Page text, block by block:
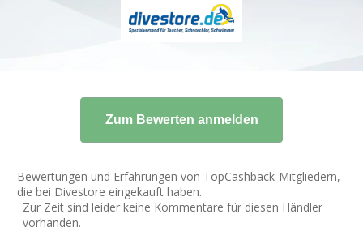
Bewertungen und Erfahrungen von TopCashback-Mitgliedern,
die bei Divestore eingekauft haben.
Zur Zeit sind leider keine Kommentare für diesen Händler
vorhanden.